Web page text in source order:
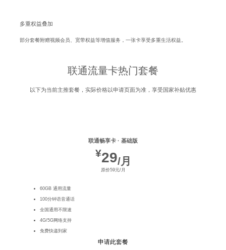
多重权益叠加
部分套餐附赠视频会员、宽带权益等增值服务，一张卡享受多重生活权益。
联通流量卡热门套餐
以下为当前主推套餐，实际价格以申请页面为准，享受国家补贴优惠
联通畅享卡 · 基础版
¥29/月
原价59元/月
60GB 通用流量
100分钟语音通话
全国通用不限速
4G/5G网络支持
免费快递到家
申请此套餐